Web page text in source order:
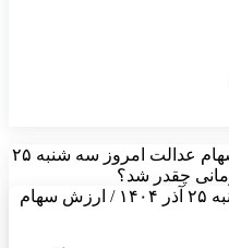
ارزش سهام عدالت امروز سه شنبه ۲۵